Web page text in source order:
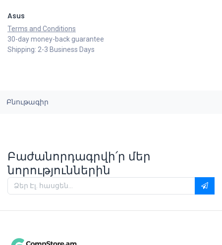
Asus
Terms and Conditions
30-day money-back guarantee
Shipping: 2-3 Business Days
Բնութագիր
Բաժանորդագրվի՛ր մեր
նորություններին